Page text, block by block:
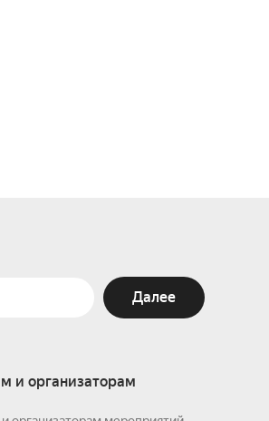
Далее
и организаторам